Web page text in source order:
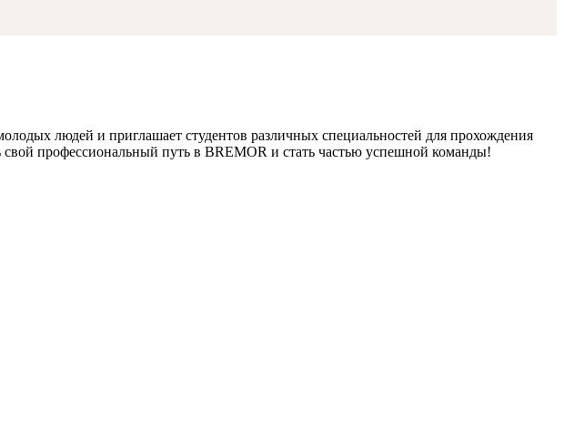
людей и приглашает студентов различных специальностей для прохождения
профессиональный путь в BREMOR и стать частью успешной команды!